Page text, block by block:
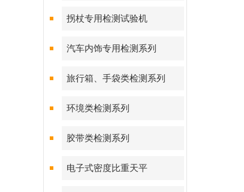
拐杖专用检测试验机
汽车内饰专用检测系列
旅行箱、手袋类检测系列
环境类检测系列
胶带类检测系列
电子式密度比重天平